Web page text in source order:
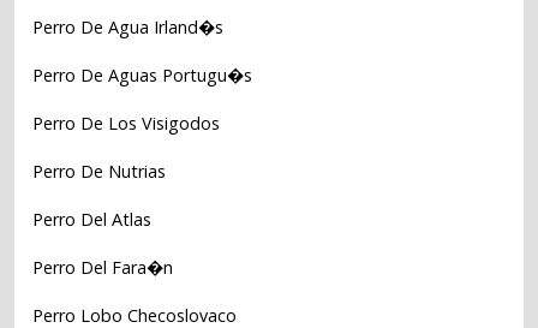
Perro De Agua Irland�s
Perro De Aguas Portugu�s
Perro De Los Visigodos
Perro De Nutrias
Perro Del Atlas
Perro Del Fara�n
Perro Lobo Checoslovaco